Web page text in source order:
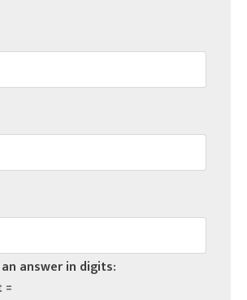
answer in digits: